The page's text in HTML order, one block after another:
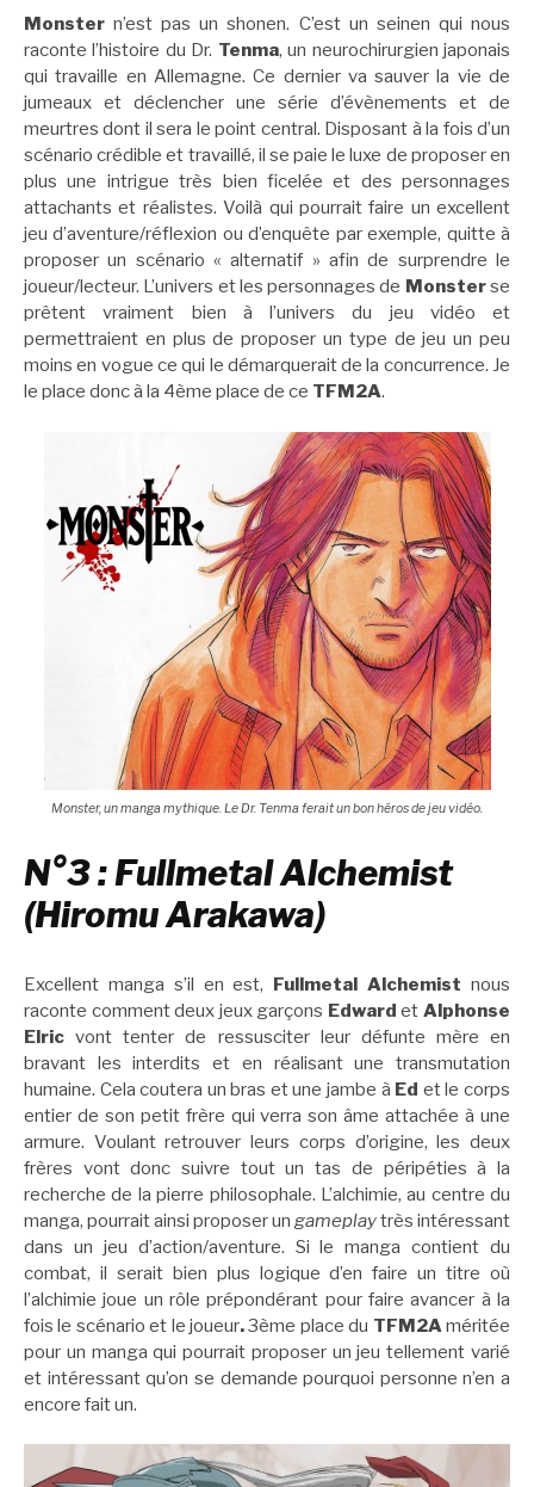
Monster n’est pas un shonen. C’est un seinen qui nous
raconte l’histoire du Dr. Tenma, un neurochirurgien japonais
qui travaille en Allemagne. Ce dernier va sauver la vie de
jumeaux et déclencher une série d’évènements et de
meurtres dont il sera le point central. Disposant à la fois d’un
scénario crédible et travaillé, il se paie le luxe de proposer en
plus une intrigue très bien ficelée et des personnages
attachants et réalistes. Voilà qui pourrait faire un excellent
jeu d’aventure/réflexion ou d’enquête par exemple, quitte à
proposer un scénario « alternatif » afin de surprendre le
joueur/lecteur. L’univers et les personnages de Monsterse
prêtent vraiment bien à l’univers du jeu vidéo et
permettraient en plus de proposer un type de jeu un peu
moins en vogue ce qui le démarquerait de la concurrence. Je
le place donc à la 4ème place de ce TFM2A.
Monster, un manga mythique. Le Dr. Tenma ferait un bon héros de jeu vidéo.
N°3 : Fullmetal Alchemist
(Hiromu Arakawa)
Excellent manga s’il en est, Fullmetal Alchemist nous
raconte comment deux jeux garçons Edward etAlphonse
Elric vont tenter de ressusciter leur défunte mère en
bravant les interdits et en réalisant une transmutation
humaine. Cela coutera un bras et une jambe à Ed et le corps
entier de son petit frère qui verra son âme attachée à une
armure. Voulant retrouver leurs corps d’origine, les deux
frères vont donc suivre tout un tas de péripéties à la
recherche de la pierre philosophale. L’alchimie, au centre du
manga, pourrait ainsi proposer un gameplaytrès intéressant
dans un jeu d’action/aventure. Si le manga contient du
combat, il serait bien plus logique d’en faire un titre où
l’alchimie joue un rôle prépondérant pour faire avancer à la
fois le scénario et le joueur.3ème place du TFM2Améritée
pour un manga qui pourrait proposer un jeu tellement varié
et intéressant qu’on se demande pourquoi personne n’en a
encore fait un.